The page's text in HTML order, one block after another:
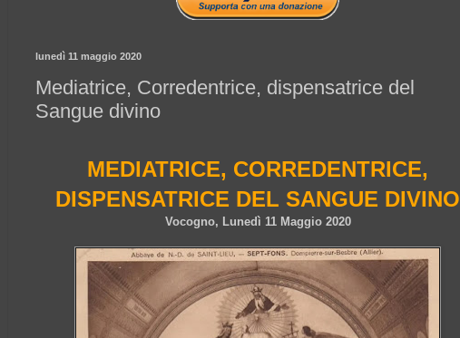
lunedì 11 maggio 2020
Mediatrice, Corredentrice, dispensatrice del
Sangue divino
MEDIATRICE, CORREDENTRICE,
DISPENSATRICE DEL SANGUE DIVINO
Vocogno, Lunedì 11 Maggio 2020